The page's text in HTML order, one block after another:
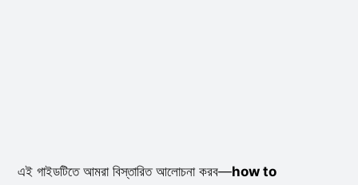
এই গাইডটিতে আমরা বিস্তারিত আলোচনা করব—how to